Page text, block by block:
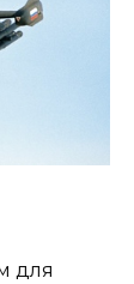
для